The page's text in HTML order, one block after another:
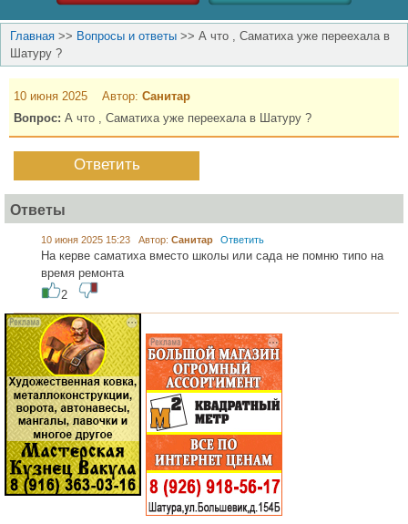
Главная >> Вопросы и ответы >> А что , Саматиха уже переехала в
Шатуру ?
10 июня 2025 Автор: Санитар
Вопрос: А что , Саматиха уже переехала в Шатуру ?
Ответить
Ответы
10 июня 2025 15:23 Автор: Санитар Ответить
На керве саматиха вместо школы или сада не помню типо на
время ремонта
2